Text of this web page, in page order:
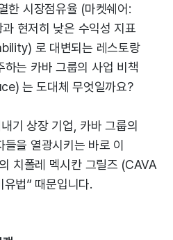
한 시장점유율 (마켓쉐어:
현저히 낮은 수익성 지표
로 대변되는 레스토랑
는 카바 그룹의 사업 비책
는 도대체 무엇일까요?
기 상장 기업, 카바 그룹의
을 열광시키는 바로 이
치폴레 멕시칸 그릴즈 (CAVA
법” 때문입니다.